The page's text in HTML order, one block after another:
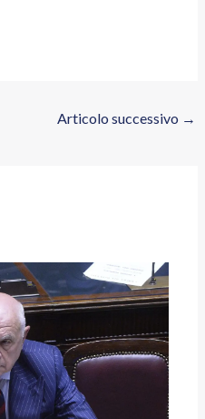
Articolo successivo →